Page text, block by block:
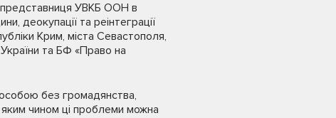
представниця УВКБ ООН в
деокупації та реінтеграції
Крим, міста Севастополя,
та БФ «Право на
без громадянства,
чином ці проблеми можна